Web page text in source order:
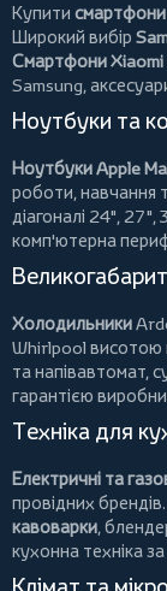
Купити
Широкий вибір
Смартфони Xiaomi
Samsung,
Ноутбуки та
Ноутбуки Apple
роботи, навчання
діагоналі 24", 27",
комп'ютерна
Холодильники
Whirlpool висотою
та напівавтомат,
гарантією
Техніка для
Електричні та
провідних брендів.
кавоварки,
кухонна техніка